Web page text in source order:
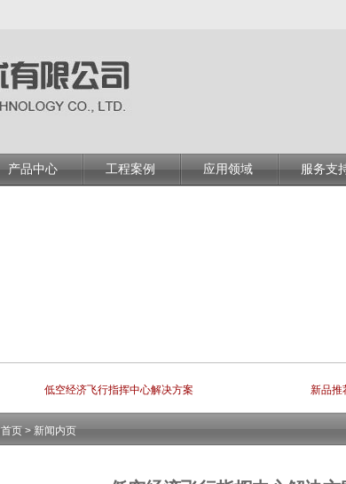
产品中心 工程案例 应用领域 服务支
低空经济飞行指挥中心解决方案 新品推
首页 > 新闻内页